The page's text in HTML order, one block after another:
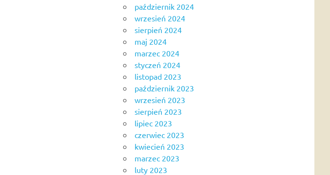
październik 2024
wrzesień 2024
sierpień 2024
maj 2024
marzec 2024
styczeń 2024
listopad 2023
październik 2023
wrzesień 2023
sierpień 2023
lipiec 2023
czerwiec 2023
kwiecień 2023
marzec 2023
luty 2023